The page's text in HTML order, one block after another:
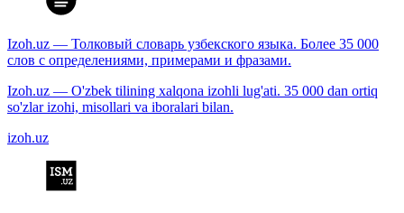
Izoh.uz — Толковый словарь узбекского языка. Более 35 000
слов с определениями, примерами и фразами.
Izoh.uz — O'zbek tilining xalqona izohli lug'ati. 35 000 dan ortiq
so'zlar izohi, misollari va iboralari bilan.
izoh.uz